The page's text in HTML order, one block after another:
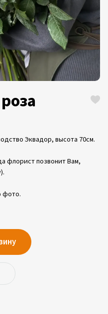
Эквадор, высота 70см.
флорист позвонит Вам,
фото.